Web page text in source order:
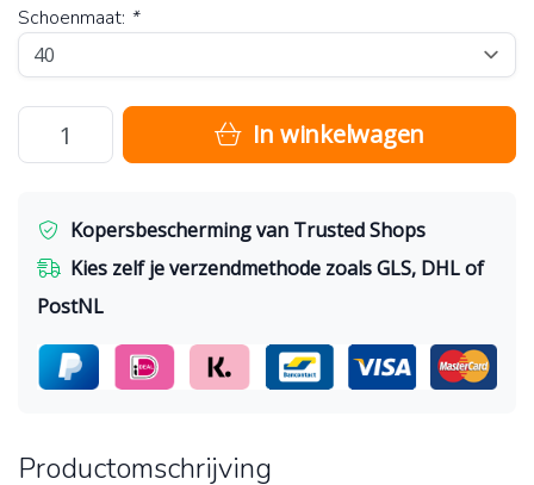
Schoenmaat: *
In winkelwagen
Kopersbescherming van Trusted Shops
Kies zelf je verzendmethode zoals GLS, DHL of
PostNL
Productomschrijving